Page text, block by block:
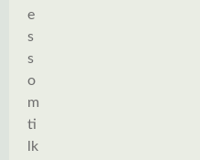
e
s
s
o
m
ti
lk